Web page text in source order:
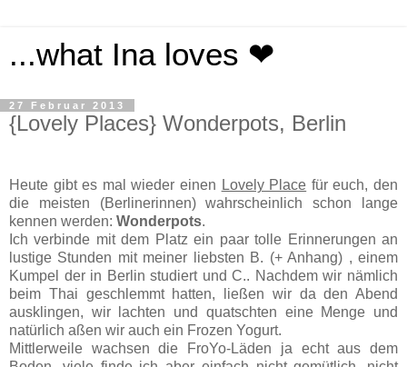
...what Ina loves ❤
27 Februar 2013
{Lovely Places} Wonderpots, Berlin
Heute gibt es mal wieder einen Lovely Place für euch, den
die meisten (Berlinerinnen) wahrscheinlich schon lange
kennen werden: Wonderpots.
Ich verbinde mit dem Platz ein paar tolle Erinnerungen an
lustige Stunden mit meiner liebsten B. (+ Anhang) , einem
Kumpel der in Berlin studiert und C.. Nachdem wir nämlich
beim Thai geschlemmt hatten, ließen wir da den Abend
ausklingen, wir lachten und quatschten eine Menge und
natürlich aßen wir auch ein Frozen Yogurt.
Mittlerweile wachsen die FroYo-Läden ja echt aus dem